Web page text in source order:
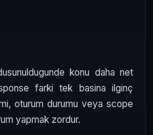
konu daha net
farki tek basina ilginç
oturum durumu veya scope
yapmak zordur.